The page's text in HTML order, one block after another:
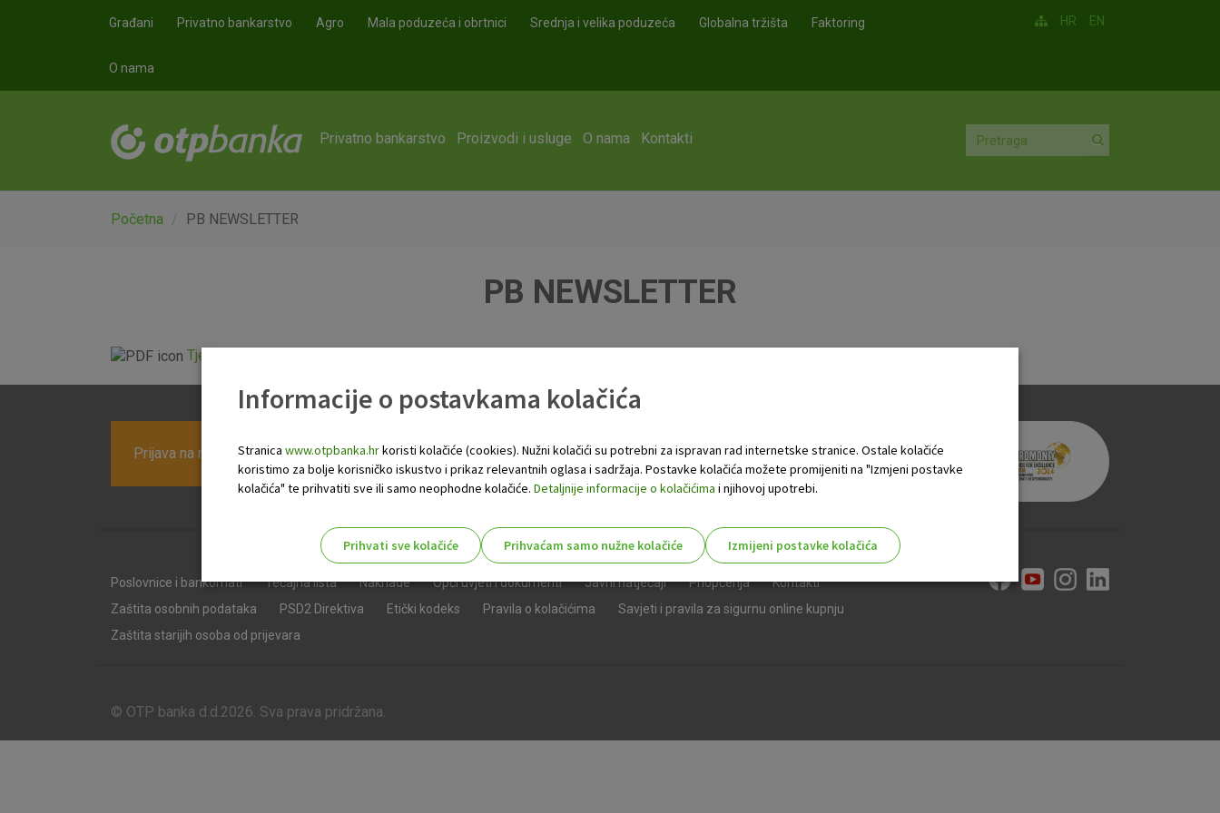
Građani Privatno bankarstvo Agro Mala poduzeća i obrtnici Srednja i velika poduzeća Globalna tržišta Faktoring
O nama
HR EN
Privatno bankarstvo Proizvodi i usluge O nama Kontakti
Početna PB NEWSLETTER
PB NEWSLETTER
Tjedni newsletter 11.07.2025..pdf
Prijava na newsletter OTP banke
Poslovnice i bankomati Tečajna lista Naknade Opći uvjeti i dokumenti Javni natječaji Priopćenja
Kontakti
Zaštita osobnih podataka
PSD2 Direktiva Etički kodeks Pravila o kolačićima
Savjeti i pravila za sigurnu online kupnju
Zaštita starijih osoba od prijevara
© OTP banka d.d.2026. Sva prava pridržana.
Informacije o postavkama kolačića
Stranica www.otpbanka.hrkoristi kolačiće (cookies). Nužni kolačići su potrebni za ispravan rad internetske stranice. Ostale kolačiće
koristimo za bolje korisničko iskustvo i prikaz relevantnih oglasa i sadržaja. Postavke kolačića možete promijeniti na "Izmjeni postavke
kolačića" te prihvatiti sve ili samo neophodne kolačiće. Detaljnije informacije o kolačićima i njihovoj upotrebi.
Prihvati sve kolačiće Prihvaćam samo nužne kolačiće
Izmijeni postavke kolačića